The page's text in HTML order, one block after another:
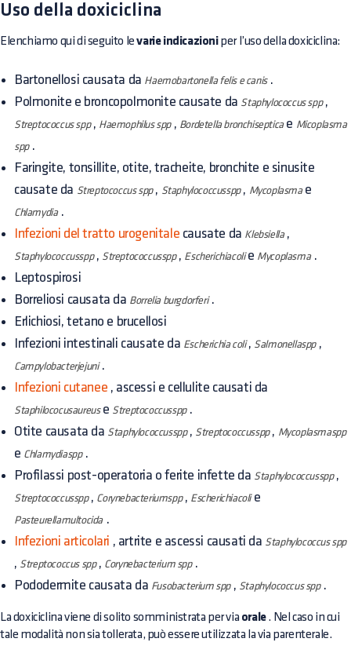
Uso della doxiciclina
Elenchiamo qui di seguito levarie indicazioniper l’uso della doxiciclina:
Bartonellosi causata da Haemobartonella felis e canis.
Polmonite e broncopolmonite causate da Staphylococcus spp,
Streptococcus spp, Haemophilus spp, Bordetella bronchisepticae Micoplasma
spp.
Faringite, tonsillite, otite, tracheite, bronchite e sinusite
causate da Streptococcus spp, Staphylococcusspp, Mycoplasmae
Chlamydia.
Infezioni del tratto urogenitale causate da Klebsiella,
Staphylococcusspp, Streptococcusspp, Escherichiacolie Mycoplasma.
Leptospirosi
Borreliosi causata da Borrelia burgdorferi.
Erlichiosi, tetano e brucellosi
Infezioni intestinali causate da Escherichia coli, Salmonellaspp,
Campylobacterjejuni.
Infezioni cutanee , ascessi e cellulite causati da
Staphilococusaureuse Streptococcusspp.
Otite causata da Staphylococcusspp, Streptococcusspp, Mycoplasmaspp
e Chlamydiaspp.
Profilassi post-operatoria o ferite infette da Staphylococcusspp,
Streptococcusspp, Corynebacteriumspp, Escherichiacolie
Pasteurellamultocida.
Infezioni articolari , artrite e ascessi causati da Staphylococcus spp
, Streptococcus spp, Corynebacterium spp.
Pododermite causata da Fusobacterium spp, Staphylococcus spp.
La doxiciclina viene di solito somministrata per via orale. Nel caso in cui
tale modalità non sia tollerata, può essere utilizzata la via parenterale.